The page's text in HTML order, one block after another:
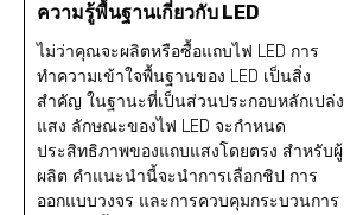
ความรู้พื้นฐานเกี่ยวกับ LED
ไม่ว่าคุณจะผลิตหรือซื้อแถบไฟ LED การ
ทำความเข้าใจพื้นฐานของ LED เป็นสิ่ง
สำคัญ ในฐานะที่เป็นส่วนประกอบหลักเปล่ง
แสง ลักษณะของไฟ LED จะกำหนด
ประสิทธิภาพของแถบแสงโดยตรง สำหรับผู้
ผลิต คำแนะนำนี้จะนำการเลือกชิป การ
ออกแบบวงจร และการควบคุมกระบวนการ